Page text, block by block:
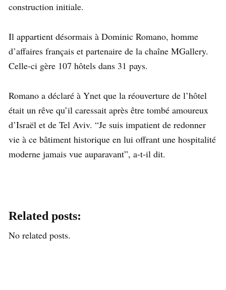
construction initiale.
Il appartient désormais à Dominic Romano, homme
d’affaires français et partenaire de la chaîne MGallery.
Celle-ci gère 107 hôtels dans 31 pays.
Romano a déclaré à Ynet que la réouverture de l’hôtel
était un rêve qu’il caressait après être tombé amoureux
d’Israël et de Tel Aviv. “Je suis impatient de redonner
vie à ce bâtiment historique en lui offrant une hospitalité
moderne jamais vue auparavant”, a-t-il dit.
Related posts:
No related posts.